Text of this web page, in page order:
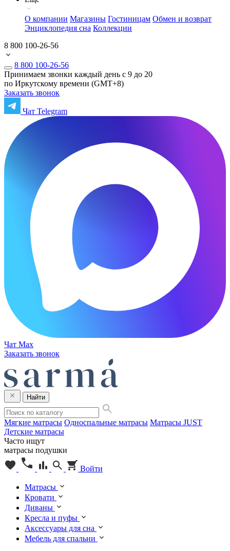
О компании Магазины Гостиницам Обмен и возврат
Энциклопедия сна Коллекции
8 800 100-26-56
8 800 100-26-56
Принимаем звонки каждый день с 9 до 20
по Иркутскому времени (GMT+8)
Заказать звонок
Чат Telegram
Чат Max
Заказать звонок
Найти
Мягкие матрасы Односпальные матрасы Матрасы JUST
Детские матрасы
Часто ищут
матрасы подушки
Войти
Матрасы
Кровати
Диваны
Кресла и пуфы
Аксессуары для сна
Мебель для спальни